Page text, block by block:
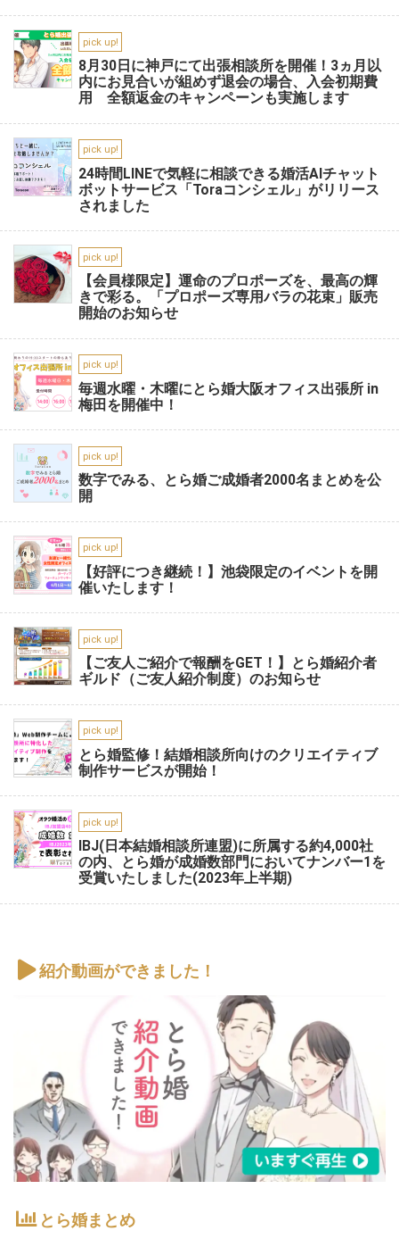
pick up!
8月30日に神戸にて出張相談所を開催！3ヵ月以
内にお見合いが組めず退会の場合、入会初期費
用 全額返金のキャンペーンも実施します
pick up!
24時間LINEで気軽に相談できる婚活AIチャット
ボットサービス「Toraコンシェル」がリリース
されました
pick up!
【会員様限定】運命のプロポーズを、最高の輝
きで彩る。「プロポーズ専用バラの花束」販売
開始のお知らせ
pick up!
毎週水曜・木曜にとら婚大阪オフィス出張所 in
梅田を開催中！
pick up!
数字でみる、とら婚ご成婚者2000名まとめを公
開
pick up!
【好評につき継続！】池袋限定のイベントを開
催いたします！
pick up!
【ご友人ご紹介で報酬をGET！】とら婚紹介者
ギルド（ご友人紹介制度）のお知らせ
pick up!
とら婚監修！結婚相談所向けのクリエイティブ
制作サービスが開始！
pick up!
IBJ(日本結婚相談所連盟)に所属する約4,000社
の内、とら婚が成婚数部門においてナンバー1を
受賞いたしました(2023年上半期)
紹介動画ができました！
とら婚まとめ